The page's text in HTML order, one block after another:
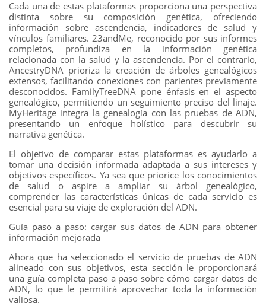
Cada una de estas plataformas proporciona una perspectiva
distinta sobre su composición genética, ofreciendo
información sobre ascendencia, indicadores de salud y
vínculos familiares. 23andMe, reconocido por sus informes
completos, profundiza en la información genética
relacionada con la salud y la ascendencia. Por el contrario,
AncestryDNA prioriza la creación de árboles genealógicos
extensos, facilitando conexiones con parientes previamente
desconocidos. FamilyTreeDNA pone énfasis en el aspecto
genealógico, permitiendo un seguimiento preciso del linaje.
MyHeritage integra la genealogía con las pruebas de ADN,
presentando un enfoque holístico para descubrir su
narrativa genética.
El objetivo de comparar estas plataformas es ayudarlo a
tomar una decisión informada adaptada a sus intereses y
objetivos específicos. Ya sea que priorice los conocimientos
de salud o aspire a ampliar su árbol genealógico,
comprender las características únicas de cada servicio es
esencial para su viaje de exploración del ADN.
Guía paso a paso: cargar sus datos de ADN para obtener
información mejorada
Ahora que ha seleccionado el servicio de pruebas de ADN
alineado con sus objetivos, esta sección le proporcionará
una guía completa paso a paso sobre cómo cargar datos de
ADN, lo que le permitirá aprovechar toda la información
valiosa.